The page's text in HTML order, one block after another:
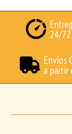
24/
Envíos
a partir